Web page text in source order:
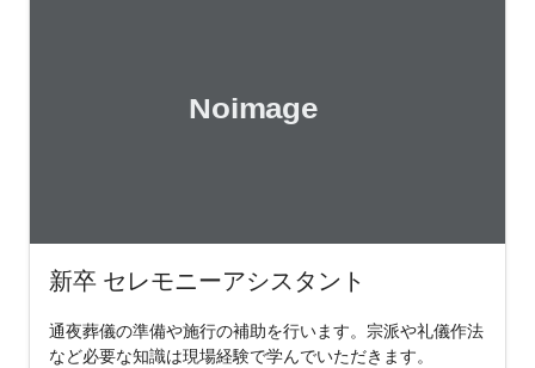
新卒 セレモニーアシスタント
通夜葬儀の準備や施行の補助を行います。宗派や礼儀作法
など必要な知識は現場経験で学んでいただきます。